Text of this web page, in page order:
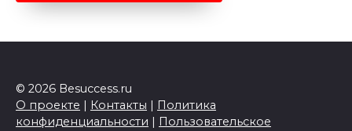
© 2026 Besuccess.ru
О проекте
Контакты
Политика
конфиденциальности
Пользовательское